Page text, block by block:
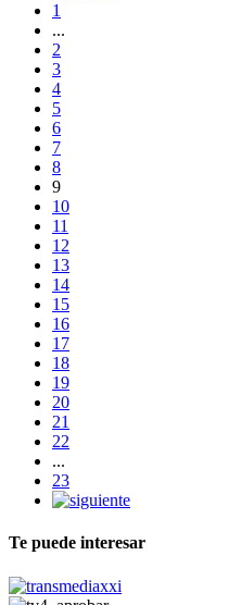
1
...
2
3
4
5
6
7
8
9
10
11
12
13
14
15
16
17
18
19
20
21
22
...
23
Te puede interesar